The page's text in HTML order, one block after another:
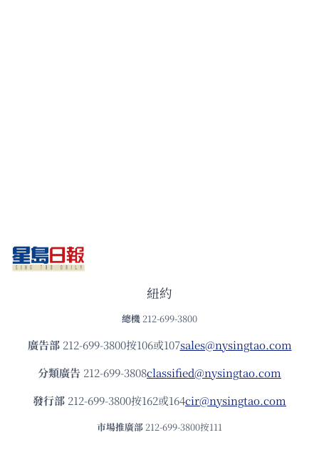
紐約
總機 212-699-3800
廣告部212-699-3800按106或107sales@nysingtao.com
分類廣告 212-699-3808classified@nysingtao.com
發⾏部 212-699-3800按162或164cir@nysingtao.com
市場推廣部 212-699-3800按111